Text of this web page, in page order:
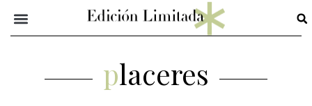
placeres